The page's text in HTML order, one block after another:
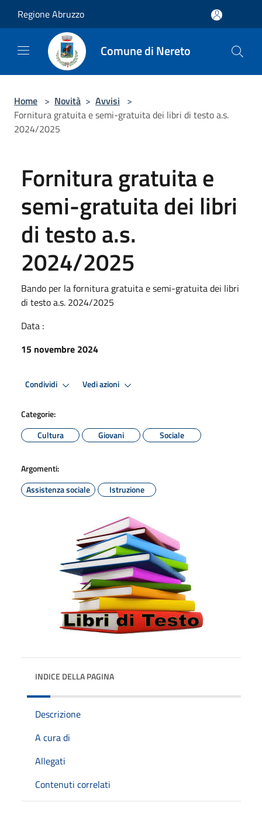
Regione Abruzzo
Comune di Nereto
Home > Novità > Avvisi >
Fornitura gratuita e semi-gratuita dei libri di testo a.s.
2024/2025
Fornitura gratuita e
semi-gratuita dei libri
di testo a.s.
2024/2025
Bando per la fornitura gratuita e semi-gratuita dei libri
di testo a.s. 2024/2025
Data :
15 novembre 2024
Condividi Vedi azioni
Categorie:
Cultura
Giovani Sociale
Argomenti:
Assistenza sociale
Istruzione
INDICE DELLA PAGINA
Descrizione
A cura di
Allegati
Contenuti correlati